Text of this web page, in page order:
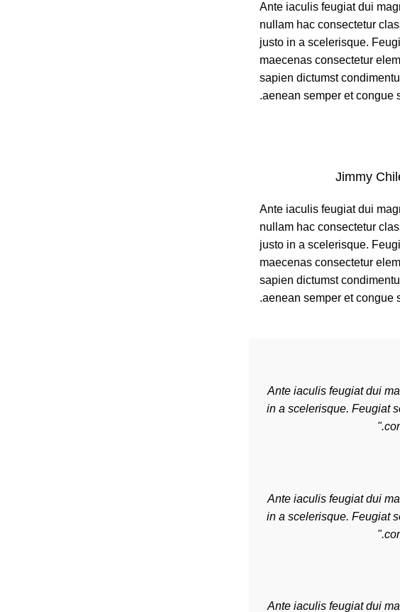
Ante iaculis feugiat dui
nullam hac consectetur
justo in a scelerisque.
maecenas consectetur
sapien dictumst
aenean semper et congue
Jimmy
Ante iaculis feugiat dui
nullam hac consectetur
justo in a scelerisque.
maecenas consectetur
sapien dictumst
aenean semper et congue
"Ante iaculis feugiat dui
in a scelerisque. Feugiat
"Ante iaculis feugiat dui
in a scelerisque. Feugiat
"Ante iaculis feugiat dui